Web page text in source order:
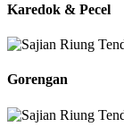
Karedok & Pecel
Gorengan